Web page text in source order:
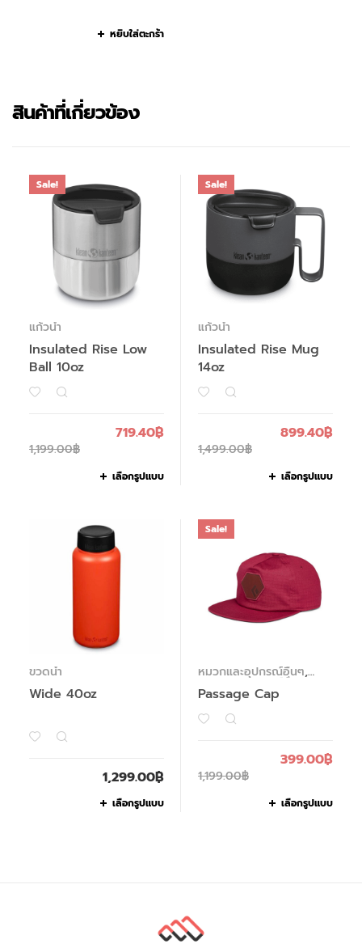
หยิบใส่ตะกร้า
สินค้าที่เกี่ยวข้อง
Sale!
แก้วน้ำ
Insulated Rise Low
Ball 10oz
1,199.00฿
719.40฿
เลือกรูปแบบ
Sale!
แก้วน้ำ
Insulated Rise Mug
14oz
1,499.00฿
899.40฿
เลือกรูปแบบ
ขวดน้ำ
Wide 40oz
1,299.00฿
เลือกรูปแบบ
Sale!
หมวกและอุปกรณ์อื่นๆ,
หมวกและอุปกรณ์อื่นๆ
Passage Cap
1,199.00฿
399.00฿
เลือกรูปแบบ